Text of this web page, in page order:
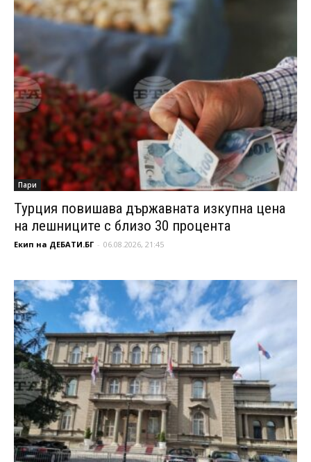
Пари
Турция повишава държавната изкупна цена
на лешниците с близо 30 процента
Екип на ДЕБАТИ.БГ - 06.08.2026, 21:45